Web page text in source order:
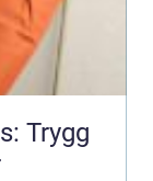
Trygg